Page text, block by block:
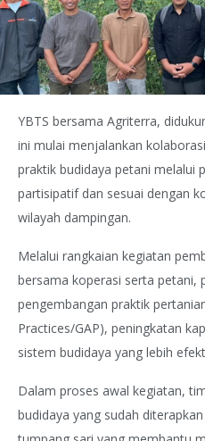
YBTS bersama Agriterra,
ini mulai menjalankan
praktik budidaya petani melalui
partisipatif dan sesuai dengan
wilayah dampingan.
Melalui rangkaian kegiatan
bersama koperasi serta petani,
pengembangan praktik
Practices/GAP), peningkatan
sistem budidaya yang lebih
Dalam proses awal kegiatan,
budidaya yang sudah